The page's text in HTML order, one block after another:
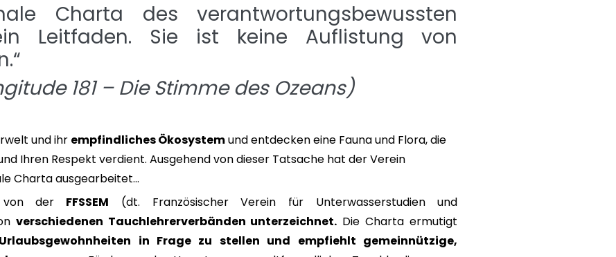
Charta des verantwortungsbewussten
Leitfaden. Sie ist keine Auflistung von
181 – Die Stimme des Ozeans)
und ihr empfindliches Ökosystemund entdecken eine Fauna und Flora, die
Ihren Respekt verdient. Ausgehend von dieser Tatsache hat der Verein
Charta ausgearbeitet...
von der FFSSEM (dt. Französischer Verein für Unterwasserstudien und
verschiedenen Tauchlehrerverbänden unterzeichnet. Die Charta ermutigt
Urlaubsgewohnheiten in Frage zu stellen und empfiehlt gemeinnützige,